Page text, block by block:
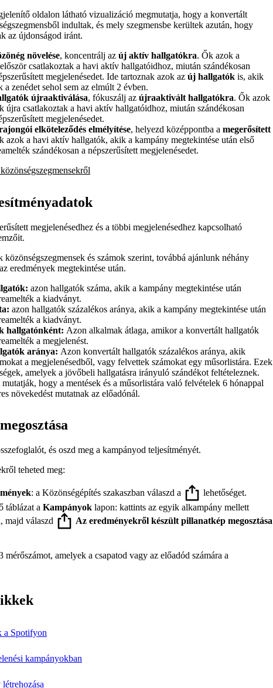
oldalon látható vizualizáció megmutatja, hogy a konvertált
indultak, és mely szegmensbe kerültek azután, hogy
az újdonságod iránt.
növelése, koncentrálj az új aktív hallgatókra. Ők azok a
csatlakoztak a havi aktív hallgatóidhoz, miután szándékosan
megjelenésedet. Ide tartoznak azok az új hallgatók is, akik
a zenédet sehol sem az elmúlt 2 évben.
újraaktiválása, fókuszálj az újraaktivált hallgatókra. Ők azok
újra csatlakoztak a havi aktív hallgatóidhoz, miután szándékosan
megjelenésedet.
elköteleződés elmélyítése, helyezd középpontba a megerősített
azok a havi aktív hallgatók, akik a kampány megtekintése után első
szándékosan a népszerűsített megjelenésedet.
megjelenésedhez és a többi megjelenésedhez kapcsolható
közönségszegmensek és számok szerint, továbbá ajánlunk néhány
eredmények megtekintése után.
azon hallgatók száma, akik a kampány megtekintése után
a kiadványt.
azon hallgatók százalékos aránya, akik a kampány megtekintése után
a kiadványt.
hallgatónként: Azon alkalmak átlaga, amikor a konvertált hallgatók
a megjelenést.
aránya: Azon konvertált hallgatók százalékos aránya, akik
a megjelenésedből, vagy felvettek számokat egy műsorlistára. Ezek
amelyek a jövőbeli hallgatásra irányuló szándékot feltételeznek.
hogy a mentések és a műsorlistára való felvételek 6 hónappal
növekedést mutatnak az előadónál.
és oszd meg a kampányod teljesítményét.
teheted meg:
: a Közönségépítés szakaszban válaszd a
lehetőséget.
táblázat a Kampányok lapon: kattints az egyik alkampány mellett
majd válaszd
Az eredményekről készült pillanatkép megosztása
amelyek a csapatod vagy az előadód számára a
a Spotifyon
kampányokban